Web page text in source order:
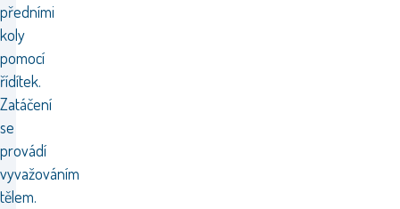
předními
koly
pomocí
řídítek.
Zatáčení
se
provádí
vyvažováním
tělem.